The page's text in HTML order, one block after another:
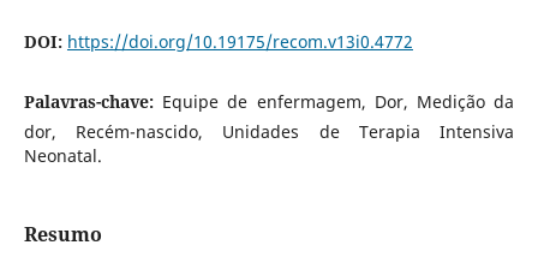
DOI: https://doi.org/10.19175/recom.v13i0.4772
Palavras-chave: Equipe de enfermagem, Dor, Medição da
dor, Recém-nascido, Unidades de Terapia Intensiva
Neonatal.
Resumo